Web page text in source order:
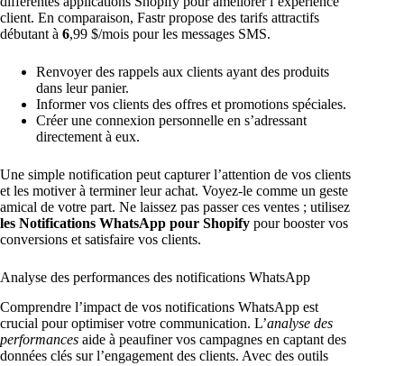
client. En comparaison, Fastr propose des tarifs attractifs
débutant à 6,99 $/mois pour les messages SMS.
Renvoyer des rappels aux clients ayant des produits
dans leur panier.
Informer vos clients des offres et promotions spéciales.
Créer une connexion personnelle en s’adressant
directement à eux.
Une simple notification peut capturer l’attention de vos clients
et les motiver à terminer leur achat. Voyez-le comme un geste
amical de votre part. Ne laissez pas passer ces ventes ; utilisez
les Notifications WhatsApp pour Shopify pour booster vos
conversions et satisfaire vos clients.
Analyse des performances des notifications WhatsApp
Comprendre l’impact de vos notifications WhatsApp est
crucial pour optimiser votre communication. L’analyse des
performances aide à peaufiner vos campagnes en captant des
données clés sur l’engagement des clients. Avec des outils